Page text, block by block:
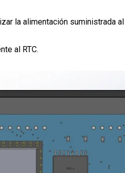
la alimentación suministrada al
al RTC.